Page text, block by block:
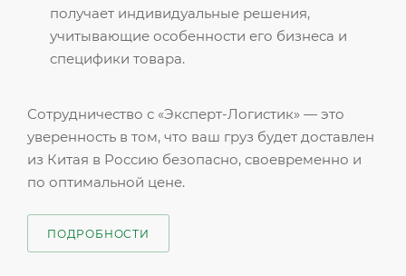
получает индивидуальные решения,
учитывающие особенности его бизнеса и
специфики товара.
Сотрудничество с «Эксперт-Логистик» — это
уверенность в том, что ваш груз будет доставлен
из Китая в Россию безопасно, своевременно и
по оптимальной цене.
ПОДРОБНОСТИ